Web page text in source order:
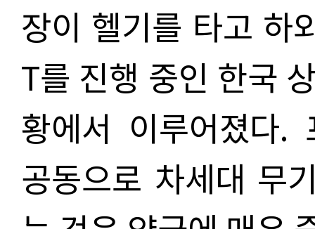
장이 헬기를 타고 하
T를 진행 중인 한국
황에서 이루어졌다.
공동으로 차세대 무